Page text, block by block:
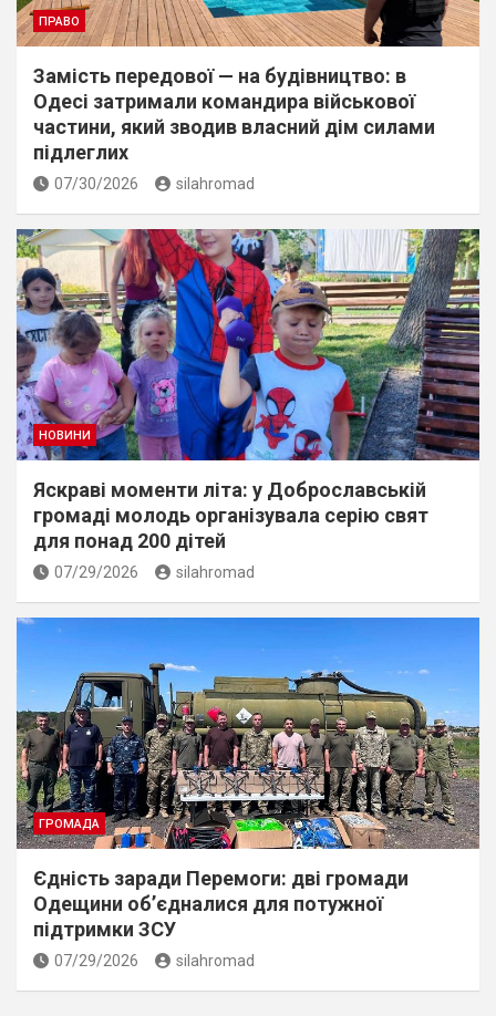
ПРАВО
Замість передової — на будівництво: в
Одесі затримали командира військової
частини, який зводив власний дім силами
підлеглих
07/30/2026 silahromad
НОВИНИ
Яскраві моменти літа: у Доброславській
громаді молодь організувала серію свят
для понад 200 дітей
07/29/2026 silahromad
ГРОМАДА
Єдність заради Перемоги: дві громади
Одещини об’єдналися для потужної
підтримки ЗСУ
07/29/2026 silahromad